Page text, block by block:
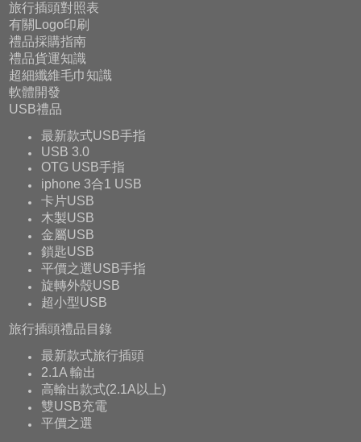
旅行插頭對照表
有關Logo印刷
禮品採購指南
禮品貨運知識
超細纖維毛巾知識
軟體開發
USB禮品
最新款式USB手指
USB 3.0
OTG USB手指
iphone 3合1 USB
卡片USB
木製USB
金屬USB
鎖匙USB
平價之選USB手指
旋轉外殼USB
超小型USB
旅行插頭禮品目錄
最新款式旅行插頭
2.1A 輸出
高輸出款式(2.1A以上)
雙USB充電
平價之選